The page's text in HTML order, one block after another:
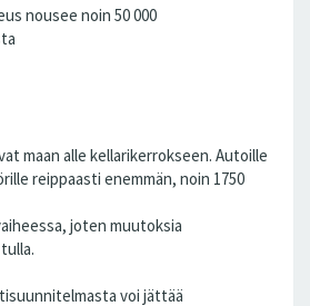
nousee noin 50 000
maan alle kellarikerrokseen. Autoille
reippaasti enemmän, noin 1750
joten muutoksia
voi jättää